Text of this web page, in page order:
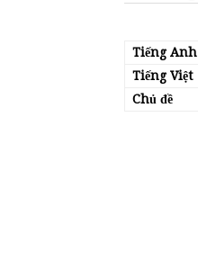
Tiếng Anh
Tiếng Việt
Chủ đề